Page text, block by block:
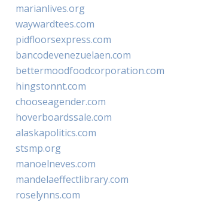
marianlives.org
waywardtees.com
pidfloorsexpress.com
bancodevenezuelaen.com
bettermoodfoodcorporation.com
hingstonnt.com
chooseagender.com
hoverboardssale.com
alaskapolitics.com
stsmp.org
manoelneves.com
mandelaeffectlibrary.com
roselynns.com